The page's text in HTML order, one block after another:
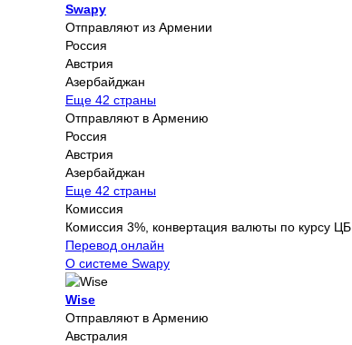
Swapy
Отправляют из Армении
Россия
Австрия
Азербайджан
Еще 42 страны
Отправляют в Армению
Россия
Австрия
Азербайджан
Еще 42 страны
Комиссия
Комиссия 3%, конвертация валюты по курсу ЦБ
Перевод онлайн
О системе Swapy
Wise
Отправляют в Армению
Австралия